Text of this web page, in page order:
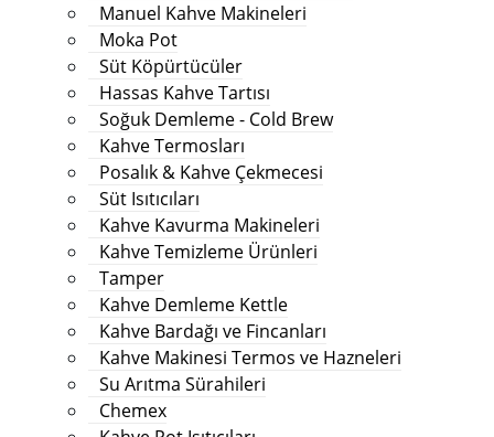
Manuel Kahve Makineleri
Moka Pot
Süt Köpürtücüler
Hassas Kahve Tartısı
Soğuk Demleme - Cold Brew
Kahve Termosları
Posalık & Kahve Çekmecesi
Süt Isıtıcıları
Kahve Kavurma Makineleri
Kahve Temizleme Ürünleri
Tamper
Kahve Demleme Kettle
Kahve Bardağı ve Fincanları
Kahve Makinesi Termos ve Hazneleri
Su Arıtma Sürahileri
Chemex